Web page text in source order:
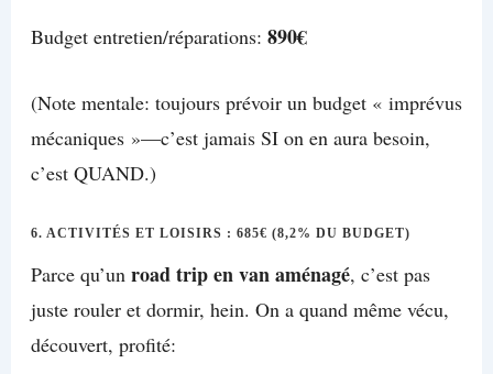
Budget entretien/réparations: 890€
(Note mentale: toujours prévoir un budget « imprévus
mécaniques »—c’est jamais SI on en aura besoin,
c’est QUAND.)
6. ACTIVITÉS ET LOISIRS : 685€ (8,2% DU BUDGET)
Parce qu’un road trip en van aménagé, c’est pas
juste rouler et dormir, hein. On a quand même vécu,
découvert, profité: